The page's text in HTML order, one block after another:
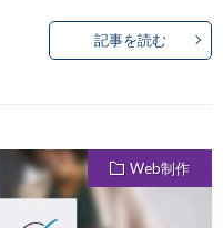
記事を読む
Web制作